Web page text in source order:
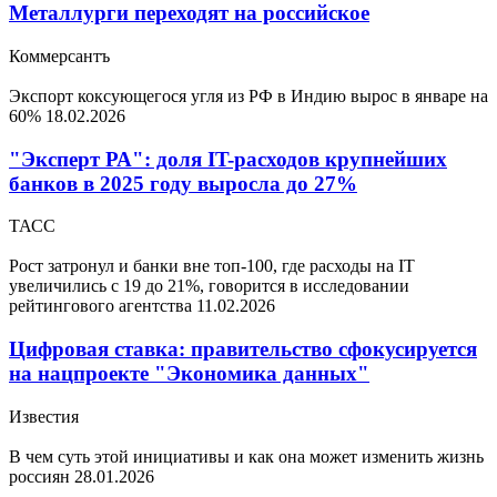
Металлурги переходят на российское
Коммерсантъ
Экспорт коксующегося угля из РФ в Индию вырос в январе на
60% 18.02.2026
"Эксперт РА": доля IT-расходов крупнейших
банков в 2025 году выросла до 27%
ТАСС
Рост затронул и банки вне топ-100, где расходы на IT
увеличились с 19 до 21%, говорится в исследовании
рейтингового агентства 11.02.2026
Цифровая ставка: правительство сфокусируется
на нацпроекте "Экономика данных"
Известия
В чем суть этой инициативы и как она может изменить жизнь
россиян 28.01.2026